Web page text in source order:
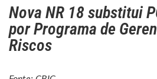
Nova NR 18 substitui
por Programa de
Riscos